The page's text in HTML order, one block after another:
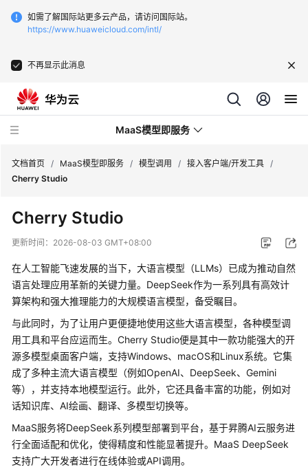
如需了解国际站更多云产品，请访问国际站。
https://www.huaweicloud.com/intl/
不再显示此消息
MaaS模型即服务
新
动
服
务
告
产
品
介
绍
计
费
说
文档首页 / MaaS模型即服务 / 模型调用 / 接入客户端/开发工具 /
Cherry Studio
Cherry Studio
更新时间： 2026-08-03 GMT+08:00
在人工智能飞速发展的当下，大语言模型（LLMs）已成为推动自然
语言处理应用革新的关键力量。DeepSeek作为一系列具有高效计
算架构和强大推理能力的大规模语言模型，备受瞩目。
与此同时，为了让用户更便捷地使用这些大语言模型，各种模型调
用工具和平台应运而生。Cherry Studio便是其中一款功能强大的开
源多模型桌面客户端，支持Windows、macOS和Linux系统。它集
成了多种主流大语言模型（例如OpenAI、DeepSeek、Gemini
等），并支持本地模型运行。此外，它还具备丰富的功能，例如对
话知识库、AI绘画、翻译、多模型切换等。
MaaS服务将DeepSeek系列模型部署到平台，基于昇腾AI云服务进
行全面适配和优化，使得精度和性能显著提升。MaaS DeepSeek
支持广大开发者进行在线体验或API调用。